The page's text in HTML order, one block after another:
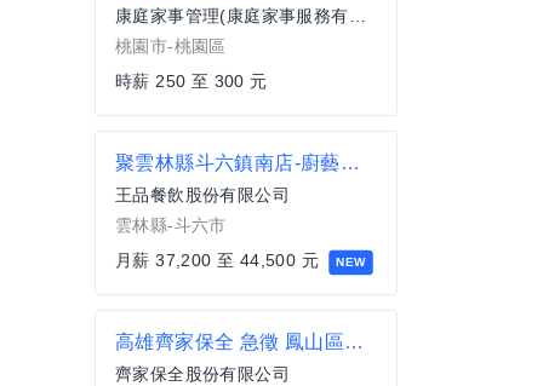
康庭家事管理(康庭家事服務有限公司)
桃園市-桃園區
時薪 250 至 300 元
NEW
聚雲林縣斗六鎮南店-廚藝助理.
王品餐飲股份有限公司
雲林縣-斗六市
月薪 37,200 至 44,500 元
高雄齊家保全 急徵 鳳山區車道日班保全
齊家保全股份有限公司